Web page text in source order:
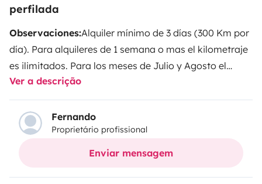
perfilada
Observaciones:Alquiler mínimo de 3 días (300 Km por
día). Para alquileres de 1 semana o mas el kilometraje
es ilimitados. Para los meses de Julio y Agosto el
alquiler mínimo es de una semana. Incluido en el
precio seguro a todo riesgo con franquicia de 800
Euros. Para tema mascotas consultar
servicios opcionales: Ropa de cama, Toallas, alquiler
sillas de niño/a, servicio de 1ªcompra (máximo 15
alquiler de GPSEquipación y servicios incluidos en
Ver a descrição
Fernando
Proprietário profissional
Enviar mensagem